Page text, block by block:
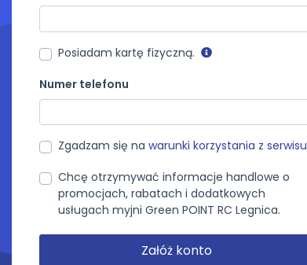
Posiadam kartę fizyczną.
Numer telefonu
Zgadzam się na warunki korzystania z serwisu
Chcę otrzymywać informacje handlowe o
promocjach, rabatach i dodatkowych
usługach myjni Green POINT RC Legnica.
Załóż konto